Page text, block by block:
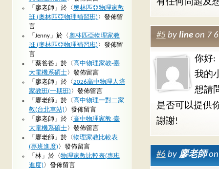
有任何問題及
#5 by lineon 7
你好:
我的
想請
是否可以提供
謝謝!
#6by 廖老師on
「 廖老師 」於〈奧林匹亞物理家教
班 (奧林匹亞物理補習班) 〉發佈留
言
「 Jenny」於〈奧林匹亞物理家教
班 (奧林匹亞物理補習班) 〉發佈留
言
「 蔡爸爸 」於〈 高中物理家教-臺
大電機系碩士〉發佈留言
「 廖老師 」於〈2026高中物理人培
家教班(一期班) 〉發佈留言
「 廖老師 」於〈 高中物理一對二家
教(台北車站) 〉發佈留言
「 廖老師 」於〈 高中物理家教-臺
大電機系碩士〉發佈留言
「 廖老師 」於〈物理家教比較表
(專班進度) 〉發佈留言
「 林」於〈物理家教比較表(專班
進度) 〉發佈留言